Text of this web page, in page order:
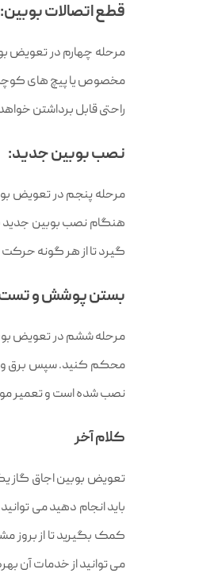
قطع اتصالات بوبین:
مرحله چهارم در تعویض
مخصوص یا پیچ‌ های کوچک
راحتی قابل برداشتن
نصب بوبین جدید:
مرحله پنجم در تعویض
هنگام نصب بوبین جدید
گیرد تا از هر گونه
بستن پوشش و تست
مرحله ششم در تعویض
محکم کنید. سپس برق و
نصب شده است و تعمیر
کلام آخر
تعویض بوبین اجاق گاز
باید انجام دهید می‌
کمک بگیرید تا از
می توانید از خدمات آن